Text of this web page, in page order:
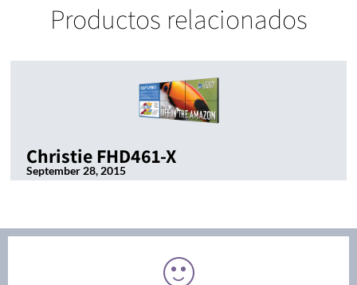
Productos relacionados
Christie FHD461-X
September 28, 2015